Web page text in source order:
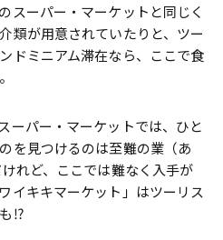
スーパー・マーケットと同じく
類が用意されていたりと、ツー
ドミニアム滞在なら、ここで食
ーパー・マーケットでは、ひと
を見つけるのは至難の業（あ
れど、ここでは難なく入手が
イキキマーケット」はツーリス
⁉